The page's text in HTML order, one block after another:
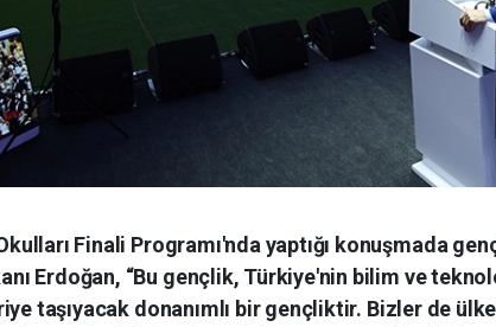
Finali Programı'nda yaptığı konuşmada
Erdoğan, “Bu gençlik, Türkiye'nin bilim ve
taşıyacak donanımlı bir gençliktir. Bizler de